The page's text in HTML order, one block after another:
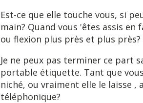
Est-ce que elle touche vous, si
main? Quand vous 'êtes assis
ou flexion plus près et plus près?
Je ne peux pas terminer ce part
portable étiquette. Tant que
niché, ou vraiment elle le laisse ,
téléphonique?